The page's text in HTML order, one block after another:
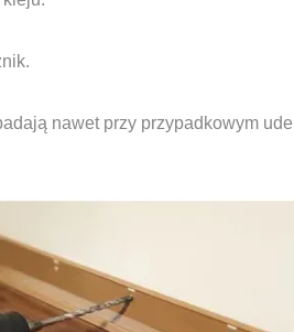
nawet przy przypadkowym